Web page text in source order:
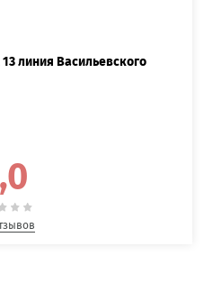
линия Васильевского